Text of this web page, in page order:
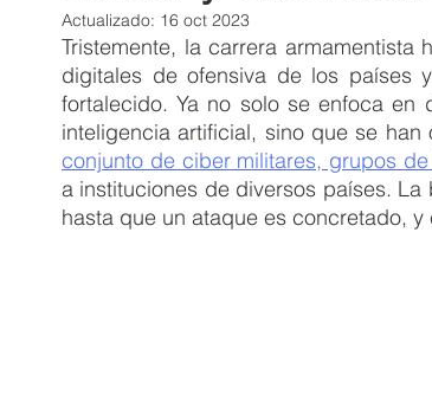
GOBIERNO INFORME
modelo de gobernanza barreras tecnologicas
Actualizado: 16 oct 2023
Tristemente, la carrera
digitales de ofensiva de los países
fortalecido. Ya no solo se enfoca en
conjunto de ciber militares, grupos
a instituciones de diversos países.
hasta que un ataque es concretado,